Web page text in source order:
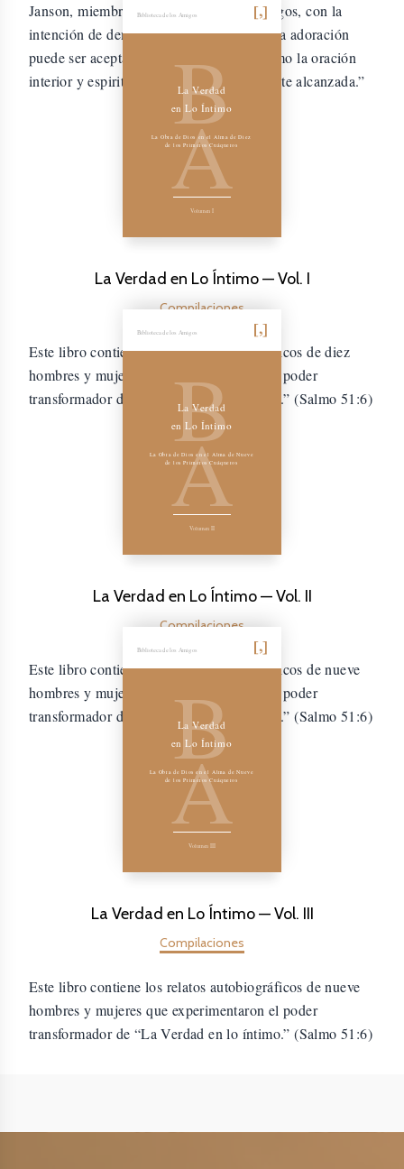
Janson, miembros de la Sociedad de Amigos, con la
intención de demostrar cómo “la verdadera adoración
puede ser aceptablemente realizada, y cómo la oración
interior y espiritual puede ser correctamente alcanzada.”
Biblioteca de los Amigos
B
A
La Verdad
en Lo Íntimo
La Obra de Dios en el Alma de Diez
de los Primeros Cuáqueros
Volumen I
La Verdad en Lo Íntimo — Vol. I
Compilaciones
Este libro contiene los relatos autobiográficos de diez
hombres y mujeres que experimentaron el poder
transformador de “La Verdad en lo íntimo.” (Salmo 51:6)
Biblioteca de los Amigos
B
A
La Verdad
en Lo Íntimo
La Obra de Dios en el Alma de Nueve
de los Primeros Cuáqueros
Volumen II
La Verdad en Lo Íntimo — Vol. II
Compilaciones
Este libro contiene los relatos autobiográficos de nueve
hombres y mujeres que experimentaron el poder
transformador de “La Verdad en lo íntimo.” (Salmo 51:6)
Biblioteca de los Amigos
B
A
La Verdad
en Lo Íntimo
La Obra de Dios en el Alma de Nueve
de los Primeros Cuáqueros
Volumen III
La Verdad en Lo Íntimo — Vol. III
Compilaciones
Este libro contiene los relatos autobiográficos de nueve
hombres y mujeres que experimentaron el poder
transformador de “La Verdad en lo íntimo.” (Salmo 51:6)